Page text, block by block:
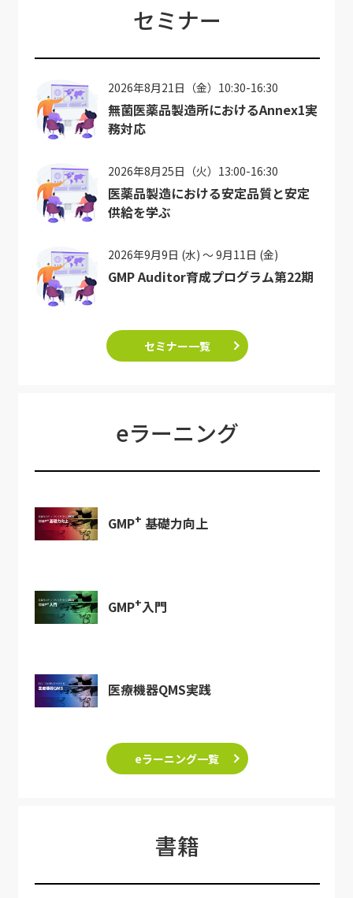
セミナー
2026年8月21日（金）10:30-16:30
無菌医薬品製造所におけるAnnex1実
務対応
2026年8月25日（火）13:00-16:30
医薬品製造における安定品質と安定
供給を学ぶ
2026年9月9日 (水) ～ 9月11日 (金)
GMP Auditor育成プログラム第22期
セミナー一覧
eラーニング
GMP+ 基礎力向上
GMP+入門
医療機器QMS実践
eラーニング一覧
書籍